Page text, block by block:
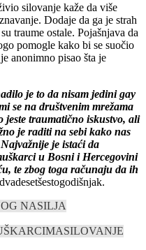
silovanje kaže da više
Dodaje da ga je strah
traume ostale. Pojašnjava da
pomogle kako bi se suočio
anonimno pisao šta je
je to da nisam jedini gay
se na društvenim mrežama
jeste traumatično iskustvo, ali
je raditi na sebi kako nas
je istaći da
u Bosni i Hercegovini
te zbog toga računaju da ih
NASILJA
SILOVANJE